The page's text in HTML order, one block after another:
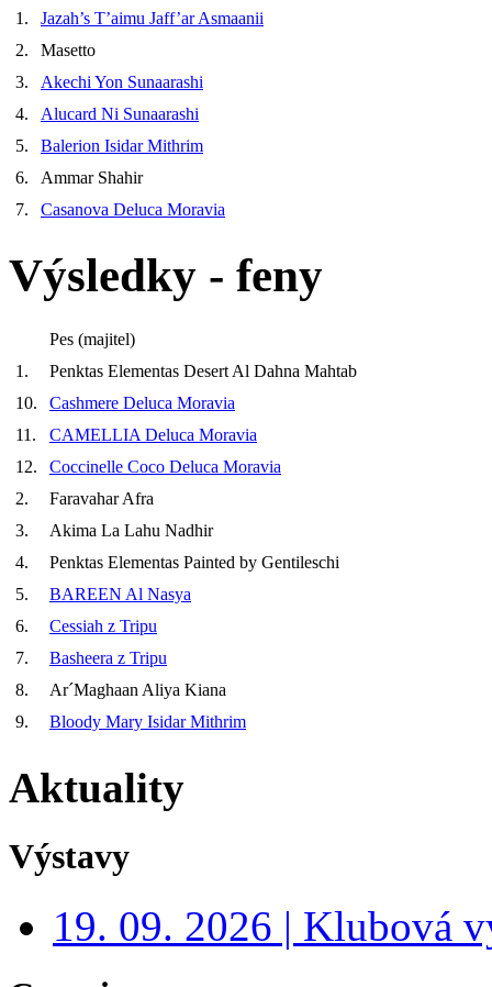
1.
Jazah’s T’aimu Jaff’ar Asmaanii
2.
Masetto
3.
Akechi Yon Sunaarashi
4.
Alucard Ni Sunaarashi
5.
Balerion Isidar Mithrim
6.
Ammar Shahir
7.
Casanova Deluca Moravia
Výsledky - feny
Pes (majitel)
1.
Penktas Elementas Desert Al Dahna Mahtab
10.
Cashmere Deluca Moravia
11.
CAMELLIA Deluca Moravia
12.
Coccinelle Coco Deluca Moravia
2.
Faravahar Afra
3.
Akima La Lahu Nadhir
4.
Penktas Elementas Painted by Gentileschi
5.
BAREEN Al Nasya
6.
Cessiah z Tripu
7.
Basheera z Tripu
8.
Ar´Maghaan Aliya Kiana
9.
Bloody Mary Isidar Mithrim
Aktuality
Výstavy
19. 09. 2026 | Klubová